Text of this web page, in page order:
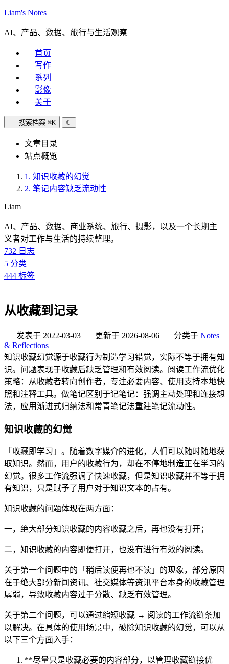
Liam's Notes
AI、产品、数据、旅行与生活观察
首页
写作
系列
影像
关于
搜索档案 ⌘K ☾
文章目录
站点概览
1. 知识收藏的幻觉
2. 笔记内容缺乏流动性
Liam
AI、产品、数据、商业系统、旅行、摄影，以及一个长期主
义者对工作与生活的持续整理。
732 日志
5 分类
444 标签
从收藏到记录
发表于 2022-03-03 更新于 2026-08-06 分类于 Notes
& Reflections
知识收藏幻觉源于收藏行为制造学习错觉，实际不等于拥有知
识。问题表现于收藏后缺乏管理和有效阅读。阅读工作流优化
策略：从收藏者转向创作者，专注必要内容、使用支持本地快
照和注释工具。做笔记区别于记笔记：强调主动处理和连接想
法，应用渐进式归纳法和常青笔记法重建笔记流动性。
知识收藏的幻觉
「收藏即学习」。随着数字媒介的进化，人们可以随时随地获
取知识。然而，用户的收藏行为，却在不停地制造正在学习的
幻觉。很多工作流强调了快速收藏，但是知识收藏并不等于拥
有知识，只是赋予了用户对于知识文本的占有。
知识收藏的问题体现在两方面：
一，绝大部分知识收藏的内容收藏之后，再也没有打开；
二，知识收藏的内容即便打开，也没有进行有效的阅读。
关于第一个问题中的「稍后读便再也不读」的现象，部分原因
在于绝大部分新闻资讯、社交媒体等资讯平台本身的收藏管理
孱弱，导致收藏内容过于分散、缺乏有效管理。
关于第二个问题，可以通过缩短收藏 → 阅读的工作流链条加
以解决。在具体的使用场景中，破除知识收藏的幻觉，可以从
以下三个方面入手：
**尽量只是收藏必要的内容部分，以管理收藏链接优